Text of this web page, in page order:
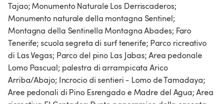
Tajao; Monumento Naturale Los Derriscaderos;
Monumento naturale della montagna Sentinel;
Montagna della Sentinella Montagna Abades; Faro
Tenerife; scuola segreta di surf tenerife; Parco ricreativo
di Las Vegas; Parco del pino Las Jabas; Area pedonale
Lomo Pascual; palestra di arrampicata Arico
Arriba/Abajo; Incrocio di sentieri - Lomo de Tamadaya;
Aree pedonali di Pino Esrengado e Madre del Agua; Area